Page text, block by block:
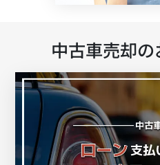
中古車売却